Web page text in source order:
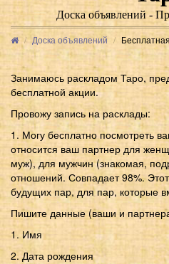
Доска объявлений -
Доска объявлений
Занимаюсь раскладом Таро,
бесплатной акции.
Провожу запись на расклады:
1. Могу бесплатно посмотреть
относится ваш партнер для
муж), для мужчин (знакомая,
отношений. Совпадает 98%.
будущих пар, для пар, которые
Пишите данные (ваши и
1. Имя
2. Дата рождения